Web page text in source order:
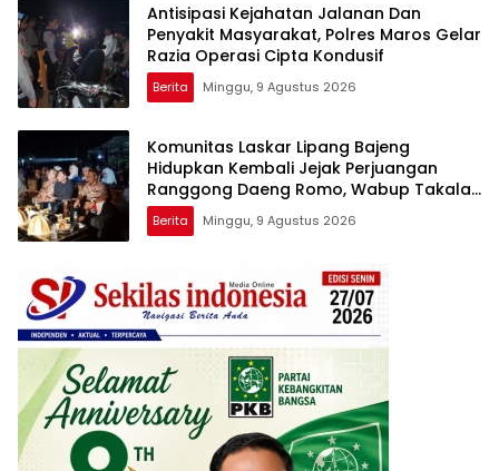
Antisipasi Kejahatan Jalanan Dan
Penyakit Masyarakat, Polres Maros Gelar
Razia Operasi Cipta Kondusif
Berita Minggu, 9 Agustus 2026
Komunitas Laskar Lipang Bajeng
Hidupkan Kembali Jejak Perjuangan
Ranggong Daeng Romo, Wabup Takalar:
Apresiasi Bahwa Sejarah Adalah
Warisan yang Tak Ternilai”.
Berita Minggu, 9 Agustus 2026